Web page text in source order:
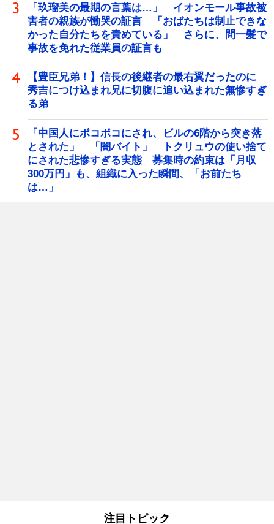
「玖瑠美の最期の言葉は…」 イオンモール事故被
害者の親族が慟哭の証言 「おばたちは制止できな
かった自分たちを責めている」 さらに、間一髪で
事故を免れた従業員の証言も
【豊臣兄弟！】信長の後継者の最右翼だったのに
秀吉につけ込まれ兄に切腹に追い込まれた無惨すぎ
る弟
「中国人にボコボコにされ、ビルの6階から突き落
とされた」 「闇バイト」 トクリュウの使い捨て
にされた悲惨すぎる実態 募集時の約束は「月収
300万円」も、組織に入った瞬間、「お前たち
は…」
注目トピック